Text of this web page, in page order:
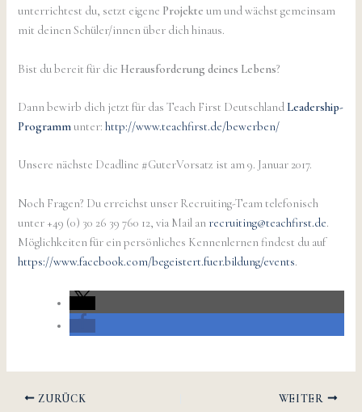
unterrichtest du, setzt eigene Projekte um und wächst gemeinsam
mit deinen Schüler/innen über dich hinaus.
Bist du bereit für die Herausforderung deines Lebens?
Dann bewirb dich jetzt für das Teach First Deutschland Leadership-
Programmunter:http://www.teachfirst.de/bewerben/
Unsere nächste Deadline #GuterVorsatz ist am 9. Januar 2017.
Noch Fragen? Du erreichst unser Recruiting-Team telefonisch
unter +49 (0) 30 26 39 760 12, via Mail an recruiting@teachfirst.de.
Möglichkeiten für ein persönliches Kennenlernen findest du auf
https://www.facebook.com/begeistert.fuer.bildung/events.
ZURÜCK WEITER